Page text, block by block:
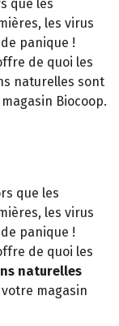
que les
les virus
panique !
de quoi les
naturelles sont
Biocoop.
que les
les virus
panique !
de quoi les
naturelles
magasin